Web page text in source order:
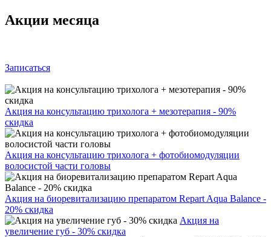
Акции месяца
Записаться
Акция на консультацию трихолога + мезотерапия - 90%
скидка
Акция на консультацию трихолога + фотобиомодуляции
волосистой части головы
Акция на биоревитализацию препаратом Repart Aqua Balance -
20% скидка
Акция на
увеличение губ - 30% скидка